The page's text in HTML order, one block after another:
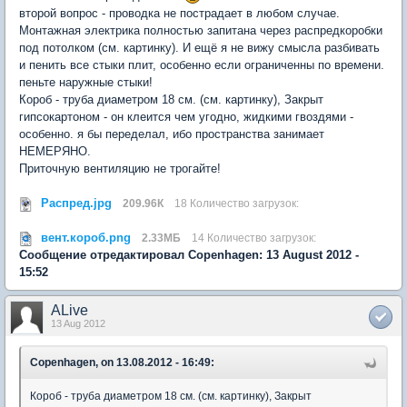
второй вопрос - проводка не пострадает в любом случае.
Монтажная электрика полностью запитана через распредкоробки
под потолком (см. картинку). И ещё я не вижу смысла разбивать
и пенить все стыки плит, особенно если ограниченны по времени.
пеньте наружные стыки!
Короб - труба диаметром 18 см. (см. картинку), Закрыт
гипсокартоном - он клеится чем угодно, жидкими гвоздями -
особенно. я бы переделал, ибо пространства занимает
НЕМЕРЯНО.
Приточную вентиляцию не трогайте!
Распред.jpg 209.96К 18 Количество загрузок:
вент.короб.png 2.33МБ 14 Количество загрузок:
Сообщение отредактировал Copenhagen: 13 August 2012 -
15:52
ALive
13 Aug 2012
Copenhagen, on 13.08.2012 - 16:49:
Короб - труба диаметром 18 см. (см. картинку), Закрыт